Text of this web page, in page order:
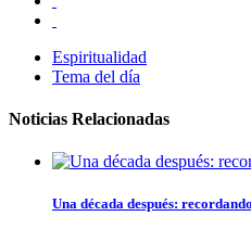
Espiritualidad
Tema del día
Noticias Relacionadas
Una década después: